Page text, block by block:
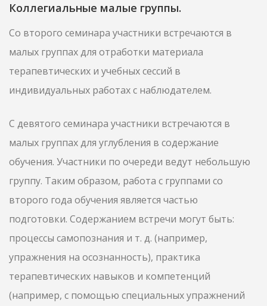
Коллегиальные малые группы.
Со второго семинара участники встречаются в
малых группах для отработки материала
терапевтических и учебных сессий в
индивидуальных работах с наблюдателем.
С девятого семинара участники встречаются в
малых группах для углубления в содержание
обучения. Участники по очереди ведут небольшую
группу. Таким образом, работа с группами со
второго года обучения является частью
подготовки. Содержанием встречи могут быть:
процессы самопознания и т. д. (например,
упражнения на осознанность), практика
терапевтических навыков и компетенций
(например, с помощью специальных упражнений